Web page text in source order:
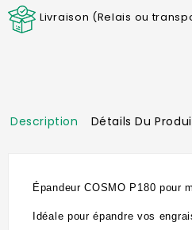
Livraison (Relais ou
Description Détails Du
Épandeur COSMO P180 pour
Idéale pour épandre vos